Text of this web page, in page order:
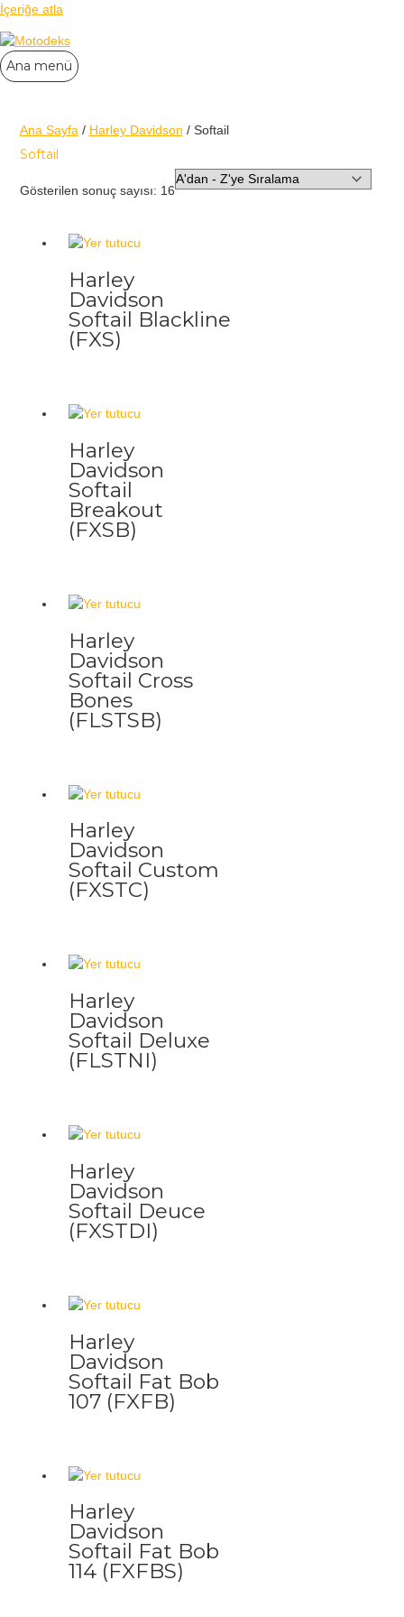
İçeriğe atla
Ana menü
Ana Sayfa / Harley Davidson / Softail
Softail
Gösterilen sonuç sayısı: 16
Harley
Davidson
Softail Blackline
(FXS)
Harley
Davidson
Softail
Breakout
(FXSB)
Harley
Davidson
Softail Cross
Bones
(FLSTSB)
Harley
Davidson
Softail Custom
(FXSTC)
Harley
Davidson
Softail Deluxe
(FLSTNI)
Harley
Davidson
Softail Deuce
(FXSTDI)
Harley
Davidson
Softail Fat Bob
107 (FXFB)
Harley
Davidson
Softail Fat Bob
114 (FXFBS)